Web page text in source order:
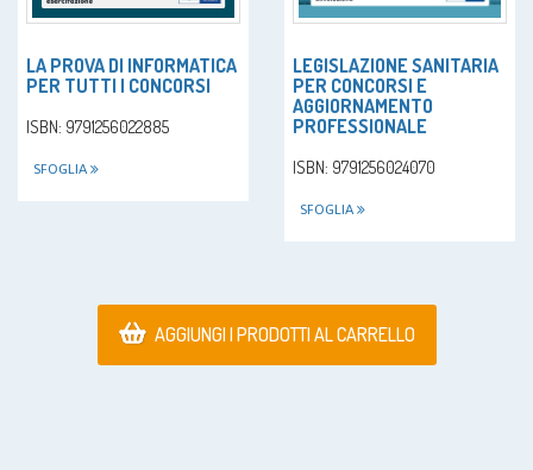
LA PROVA DI INFORMATICA
PER TUTTI I CONCORSI
ISBN: 9791256022885
SFOGLIA
LEGISLAZIONE SANITARIA
PER CONCORSI E
AGGIORNAMENTO
PROFESSIONALE
ISBN: 9791256024070
SFOGLIA
AGGIUNGI I PRODOTTI AL CARRELLO